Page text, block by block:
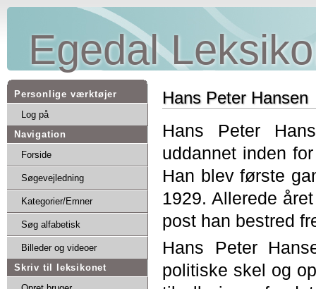
Egedal
Personlige værktøjer
Log på
Navigation
Forside
Søgevejledning
Kategorier/Emner
Søg alfabetisk
Billeder og videoer
Skriv til leksikonet
Hans Peter Hansen
Hans Peter
uddannet inden
Han blev første
1929. Allerede
post han bestred
Hans Peter
politiske skel og